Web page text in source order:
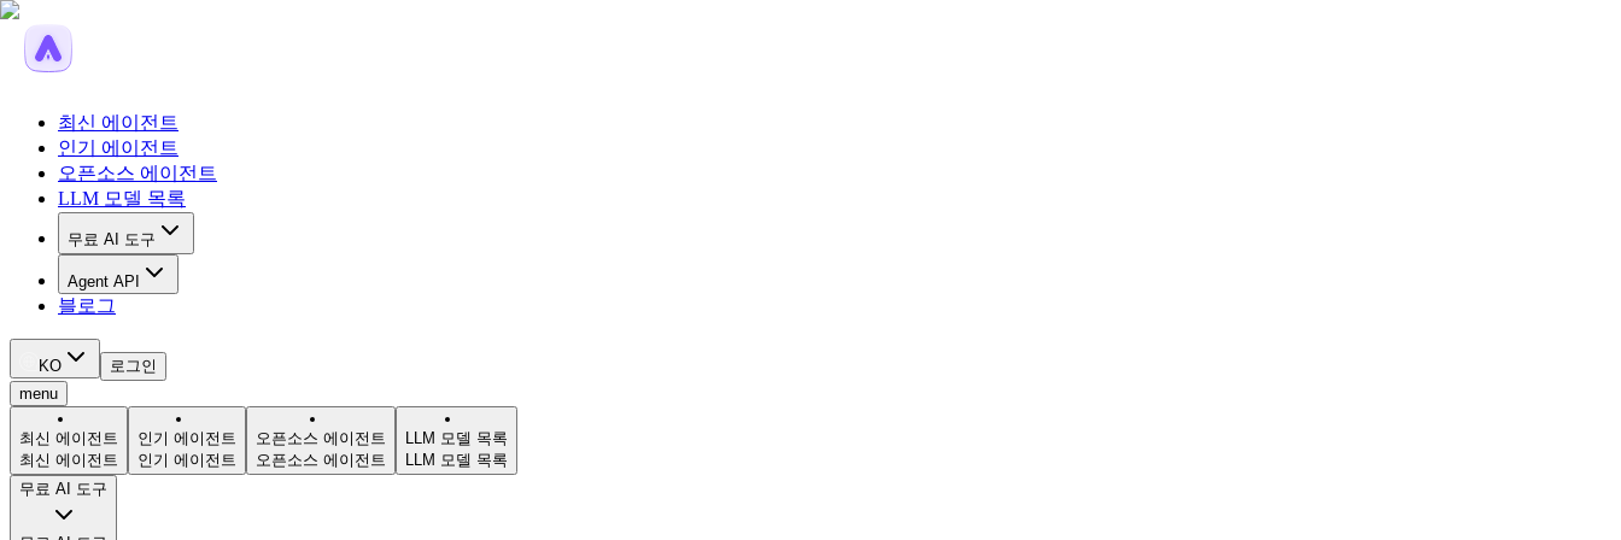
최신 에이전트
인기 에이전트
오픈소스 에이전트
LLM 모델 목록
무료 AI 도구
Agent API
블로그
KO
로그인
menu
최신 에이전트
최신 에이전트
인기 에이전트
인기 에이전트
오픈소스 에이전트
오픈소스 에이전트
LLM 모델 목록
LLM 모델 목록
무료 AI 도구